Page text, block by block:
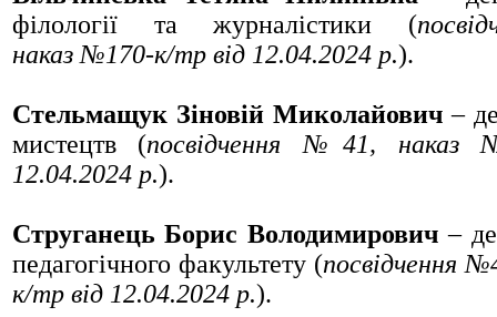
філології та журналістики (
наказ №170-к/тр від 12.04.2024 р.).
Стельмащук Зіновій Миколайович –
мистецтв (посвідчення №41, наказ
12.04.2024 р.).
Струганець Борис Володимирович –
педагогічного факультету (посвідчення
к/тр від 12.04.2024 р.).